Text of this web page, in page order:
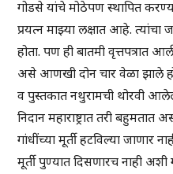
गोडसे यांचे मोठेपण स्थापित
प्रयत्न माझ्या लक्षात आहे.
होता. पण ही बातमी वृत्तपत्रात
असे आणखी दोन चार वेळा झाले
व पुस्तकात नथुरामची थोरवी
निदान महाराष्ट्रात तरी
गांधींच्या मूर्ती हटविल्या जाणार
मूर्ती पुण्यात दिसणारच नाही अशी